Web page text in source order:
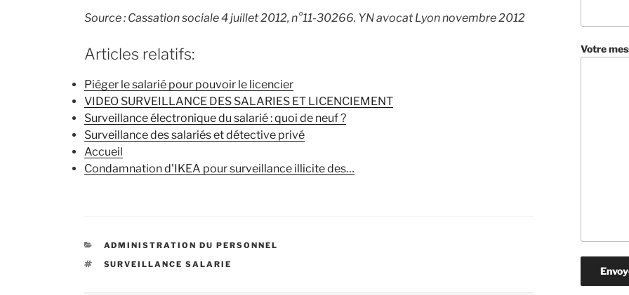
Source : Cassation sociale 4 juillet 2012, n°11-30266. YN avocat Lyon novembre 2012
Articles relatifs:
Piéger le salarié pour pouvoir le licencier
VIDEO SURVEILLANCE DES SALARIES ET LICENCIEMENT
Surveillance électronique du salarié : quoi de neuf ?
Surveillance des salariés et détective privé
Accueil
Condamnation d'IKEA pour surveillance illicite des…
CATÉGORIES
ADMINISTRATION DU PERSONNEL
ÉTIQUETTES
SURVEILLANCE SALARIE
Votre